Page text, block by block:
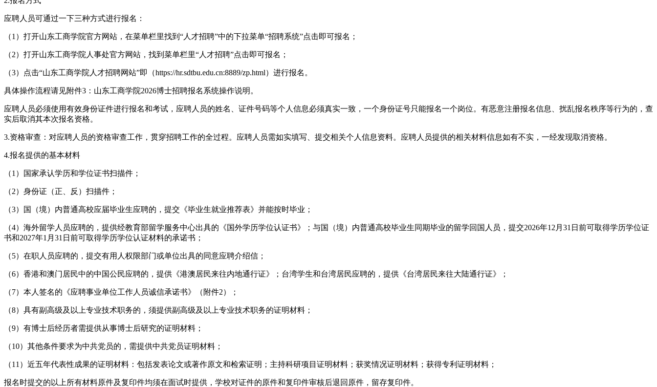
应聘人员可通过一下三种方式进行报名：
（1）打开山东工商学院官方网站，在菜单栏里找到“人才招聘”中的下拉菜单“招聘系统”点击即可报名；
（2）打开山东工商学院人事处官方网站，找到菜单栏里“人才招聘”点击即可报名；
（3）点击“山东工商学院人才招聘网站”即（https://hr.sdtbu.edu.cn:8889/zp.html）进行报名。
具体操作流程请见附件3：山东工商学院2026博士招聘报名系统操作说明。
应聘人员必须使用有效身份证件进行报名和考试，应聘人员的姓名、证件号码等个人信息必须真实一致，一个身份证号只能报名一个岗位。有恶意注册报名信息、扰乱报名秩序等行为的，查
实后取消其本次报名资格。
3.资格审查：对应聘人员的资格审查工作，贯穿招聘工作的全过程。应聘人员需如实填写、提交相关个人信息资料。应聘人员提供的相关材料信息如有不实，一经发现取消资格。
4.报名提供的基本材料
（1）国家承认学历和学位证书扫描件；
（2）身份证（正、反）扫描件；
（3）国（境）内普通高校应届毕业生应聘的，提交《毕业生就业推荐表》并能按时毕业；
（4）海外留学人员应聘的，提供经教育部留学服务中心出具的《国外学历学位认证书》；与国（境）内普通高校毕业生同期毕业的留学回国人员，提交2026年12月31日前可取得学历学位证
书和2027年1月31日前可取得学历学位认证材料的承诺书；
（5）在职人员应聘的，提交有用人权限部门或单位出具的同意应聘介绍信；
（6）香港和澳门居民中的中国公民应聘的，提供《港澳居民来往内地通行证》；台湾学生和台湾居民应聘的，提供《台湾居民来往大陆通行证》；
（7）本人签名的《应聘事业单位工作人员诚信承诺书》（附件2）；
（8）具有副高级及以上专业技术职务的，须提供副高级及以上专业技术职务的证明材料；
（9）有博士后经历者需提供从事博士后研究的证明材料；
（10）其他条件要求为中共党员的，需提供中共党员证明材料；
（11）近五年代表性成果的证明材料：包括发表论文或著作原文和检索证明；主持科研项目证明材料；获奖情况证明材料；获得专利证明材料；
报名时提交的以上所有材料原件及复印件均须在面试时提供，学校对证件的原件和复印件审核后退回原件，留存复印件。